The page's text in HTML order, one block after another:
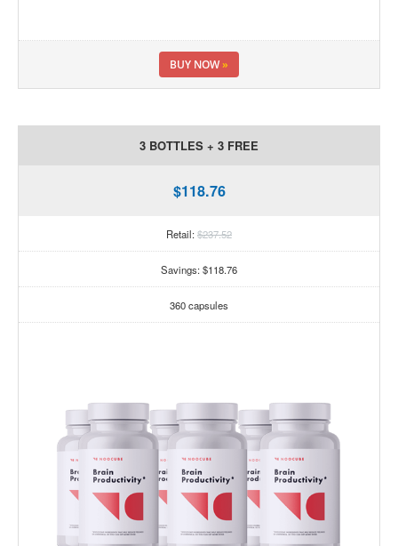
BUY NOW»
3 BOTTLES + 3 FREE
$118.76
Retail:$237.52
Savings: $118.76
360 capsules